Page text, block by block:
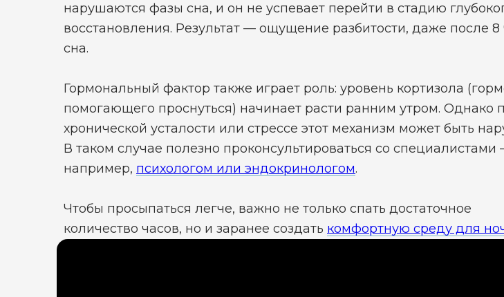
нарушаются фазы сна, и он не успевает перейти в стадию
восстановления. Результат — ощущение разбитости, даже после 8
сна.
Гормональный фактор также играет роль: уровень кортизола
помогающего проснуться) начинает расти ранним утром. Однако
хронической усталости или стрессе этот механизм может быть
В таком случае полезно проконсультироваться со специалистами
например, психологом или эндокринологом.
Чтобы просыпаться легче, важно не только спать достаточное
количество часов, но и заранее создать комфортную среду для